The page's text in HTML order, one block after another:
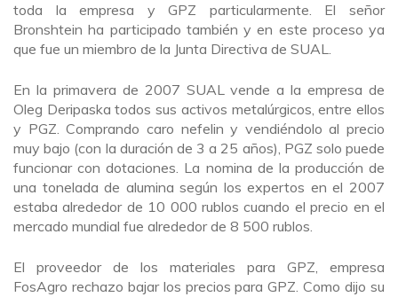
toda la empresa y GPZ particularmente. El señor
Bronshtein ha participado también y en este proceso ya
que fue un miembro de la Junta Directiva de SUAL.
En la primavera de 2007 SUAL vende a la empresa de
Oleg Deripaska todos sus activos metalúrgicos, entre ellos
y PGZ. Comprando caro nefelin y vendiéndolo al precio
muy bajo (con la duración de 3 a 25 años), PGZ solo puede
funcionar con dotaciones. La nomina de la producción de
una tonelada de alumina según los expertos en el 2007
estaba alrededor de 10 000 rublos cuando el precio en el
mercado mundial fue alrededor de 8 500 rublos.
El proveedor de los materiales para GPZ, empresa
FosAgro rechazo bajar los precios para GPZ. Como dijo su